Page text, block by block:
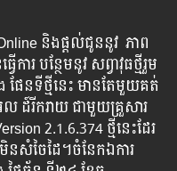
និងផ្តល់ជូននូវ ភាព
រ បន្ថែមនូវ សព្វាវុធថ្មីរួម​
ផែនទីថ្មីនេះ មានតែមួយគត់
ដ៍រីករាយ ជាមួយគ្រួសារ
2.1.6.374​ ​ថ្មីនេះដែរ
នសំចៃដៃ​។​ចំនែកឯការ